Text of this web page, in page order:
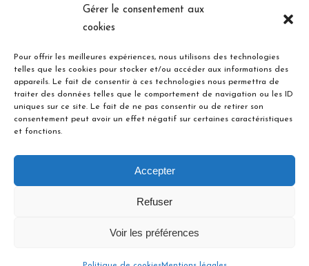
Gérer le consentement aux
cookies
Pour offrir les meilleures expériences, nous utilisons des technologies
telles que les cookies pour stocker et/ou accéder aux informations des
appareils. Le fait de consentir à ces technologies nous permettra de
traiter des données telles que le comportement de navigation ou les ID
uniques sur ce site. Le fait de ne pas consentir ou de retirer son
consentement peut avoir un effet négatif sur certaines caractéristiques
et fonctions.
Accepter
Refuser
Voir les préférences
866 Av. Marechal Juin, 30900
contact@bg-pc.fr
06 73 36 74 03
Ouvert du lundi au vendredi,
de 8h à 18h
NOS RÉSEAUX